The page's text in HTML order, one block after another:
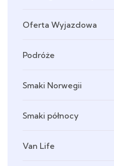
Oferta Wyjazdowa
Podróże
Smaki Norwegii
Smaki północy
Van Life